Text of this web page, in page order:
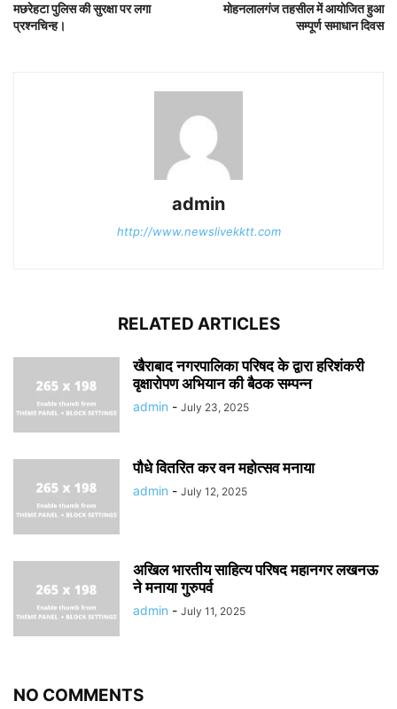
मछरेहटा पुलिस की सुरक्षा पर लगा
प्रश्नचिन्ह।
मोहनलालगंज तहसील में आयोजित हुआ
सम्पूर्ण समाधान दिवस
admin
http://www.newslivekktt.com
RELATED ARTICLES
खैराबाद नगरपालिका परिषद के द्वारा हरिशंकरी
वृक्षारोपण अभियान की बैठक सम्पन्न
admin - July 23, 2025
पौधे वितरित कर वन महोत्सव मनाया
admin - July 12, 2025
अखिल भारतीय साहित्य परिषद महानगर लखनऊ
ने मनाया गुरुपर्व
admin - July 11, 2025
NO COMMENTS